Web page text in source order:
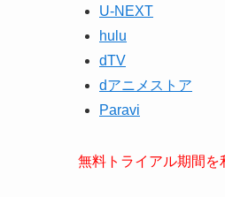
U-NEXT
hulu
dTV
dアニメストア
Paravi
無料トライアル期間を